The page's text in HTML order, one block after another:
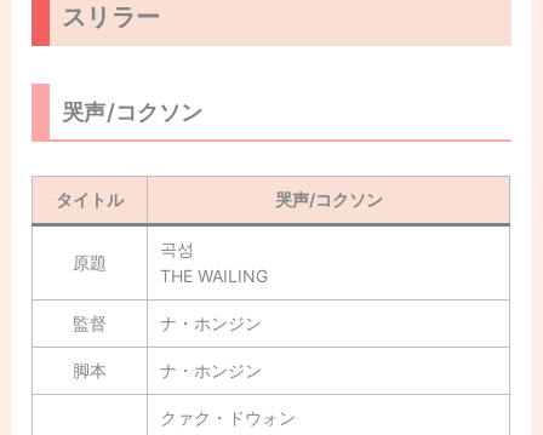
スリラー
哭声/コクソン
タイトル 哭声/コクソン
原題
곡성
THE WAILING
監督 ナ・ホンジン
脚本 ナ・ホンジン
クァク・ドウォン